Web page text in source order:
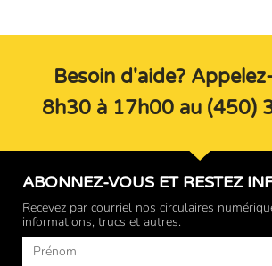
Besoin d'aide?
8h30 à 17h00 au (450)
ABONNEZ-VOUS ET RESTEZ
Recevez par courriel nos circulaires
informations, trucs et autres.
Prénom